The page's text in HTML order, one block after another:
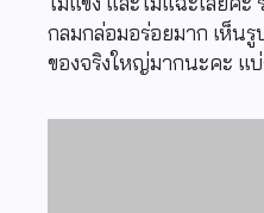
กลมกล่อมอร่อยมาก เห็น
ของจริงใหญ่มากนะคะ แ